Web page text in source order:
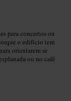
para concertos ou
o edifício tem
orientarem se
ou no café